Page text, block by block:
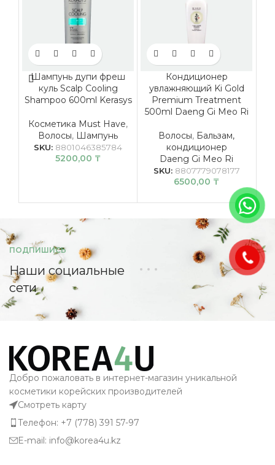
Шампунь дупи фреш
куль Scalp Cooling
Shampoo 600ml Kerasys
Косметика Must Have,
Волосы, Шампунь
SKU: 8801046385784
5200,00 ₸
Кондиционер
увлажняющий Ki Gold
Premium Treatment
500ml Daeng Gi Meo Ri
Волосы, Бальзам,
кондиционер
Daeng Gi Meo Ri
SKU: 8807779078177
6500,00 ₸
ПОДПИШИСЬ
Наши социальные
сети
Добро пожаловать в интернет-магазин уникальной
косметики корейских производителей
Смотреть карту
Телефон: +7 (778) 391 57-97
E-mail: info@korea4u.kz